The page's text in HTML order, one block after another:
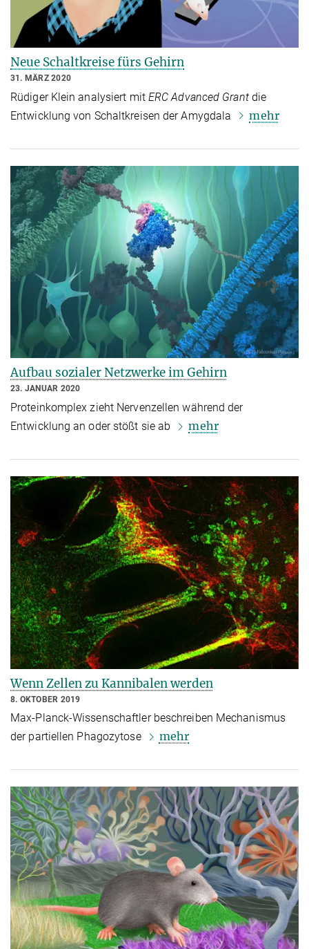
Neue Schaltkreise fürs Gehirn
31. MÄRZ 2020
Rüdiger Klein analysiert mit ERC Advanced Grantdie
Entwicklung von Schaltkreisen der Amygdala
mehr
Aufbau sozialer Netzwerke im Gehirn
23. JANUAR 2020
Proteinkomplex zieht Nervenzellen während der
Entwicklung an oder stößt sie ab
mehr
Wenn Zellen zu Kannibalen werden
8. OKTOBER 2019
Max-Planck-Wissenschaftler beschreiben Mechanismus
der partiellen Phagozytose
mehr